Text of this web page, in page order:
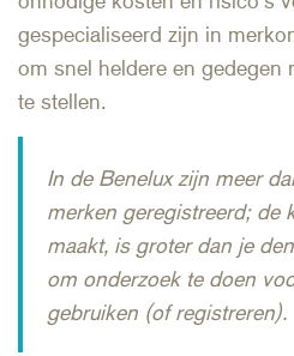
gespecialiseerd zijn in
om snel heldere en gedegen
te stellen.
In de Benelux zijn meer
merken geregistreerd; de
maakt, is groter dan je
om onderzoek te doen
gebruiken (of registreren).